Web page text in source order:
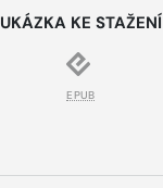
UKÁZKA KE STAŽENÍ
EPUB